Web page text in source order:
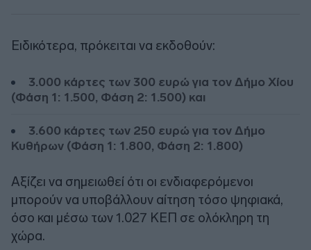
Ειδικότερα, πρόκειται να εκδοθούν:
3.000 κάρτες των 300 ευρώ για τον Δήμο Χίου
(Φάση 1: 1.500, Φάση 2: 1.500) και
3.600 κάρτες των 250 ευρώ για τον Δήμο
Κυθήρων (Φάση 1: 1.800, Φάση 2: 1.800)
Αξίζει να σημειωθεί ότι οι ενδιαφερόμενοι
μπορούν να υποβάλλουν αίτηση τόσο ψηφιακά,
όσο και μέσω των 1.027 ΚΕΠ σε ολόκληρη τη
χώρα.